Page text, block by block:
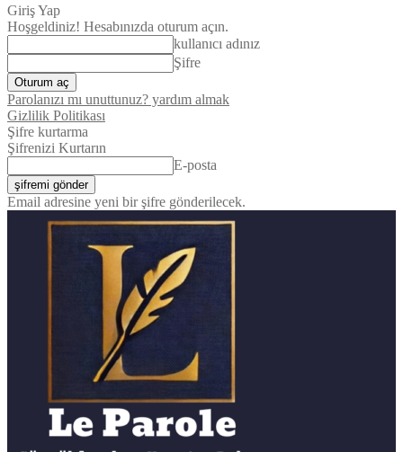
Giriş Yap
Hoşgeldiniz! Hesabınızda oturum açın.
kullanıcı adınız
Şifre
Parolanızı mı unuttunuz? yardım almak
Gizlilik Politikası
Şifre kurtarma
Şifrenizi Kurtarın
E-posta
Email adresine yeni bir şifre gönderilecek.